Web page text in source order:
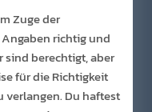
Zuge der
richtig und
sind berechtigt, aber
für die Richtigkeit
verlangen. Du haftest